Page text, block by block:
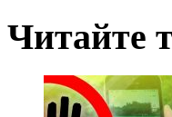
Читайте